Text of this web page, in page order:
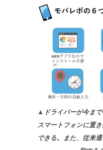
▲ドライバーが今ま
スマートフォンに置
できる。また、従来